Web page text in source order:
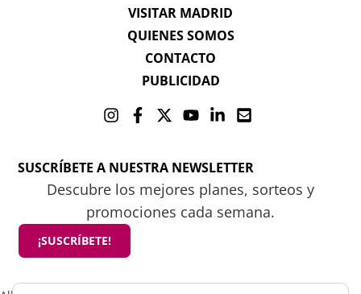
VISITAR MADRID
QUIENES SOMOS
CONTACTO
PUBLICIDAD
SUSCRÍBETE A NUESTRA NEWSLETTER
Descubre los mejores planes, sorteos y
promociones cada semana.
¡SUSCRÍBETE!